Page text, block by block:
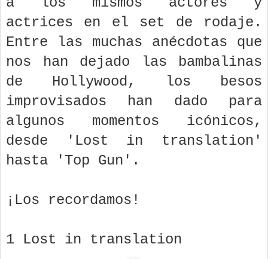
actrices en el set de rodaje.
Entre las muchas anécdotas que
nos han dejado las bambalinas
de Hollywood, los besos
improvisados han dado para
algunos momentos icónicos,
desde 'Lost in translation'
hasta 'Top Gun'.
¡Los recordamos!
1 Lost in translation